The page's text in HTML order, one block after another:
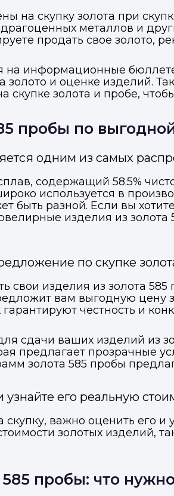
Войти в
на скупку золота при
металлов и
продать свое золото,
на информационные
и оценке изделий.
золота и пробе,
пробы по
одним из самых
содержащий 58.5%
используется в
быть разной. Если вы
изделия из золота
по скупке
свои изделия из золота
вам выгодную цену
гарантируют честность и
сдачи ваших изделий из
предлагает прозрачные
золота 585 пробы
его реальную
скупку, важно оценить его
золотых изделий,
пробы: что